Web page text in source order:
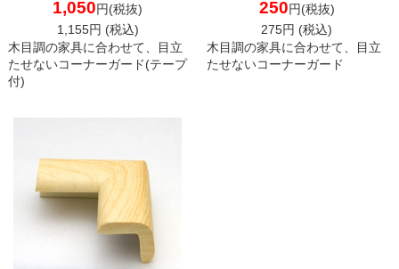
1,050円(税抜)
1,155円 (税込)
木目調の家具に合わせて、目立
たせないコーナーガード(テープ
付)
250円(税抜)
275円 (税込)
木目調の家具に合わせて、目立
たせないコーナーガード